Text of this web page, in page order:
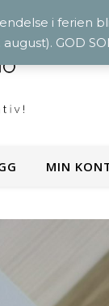
MIN
i ferien
GOD